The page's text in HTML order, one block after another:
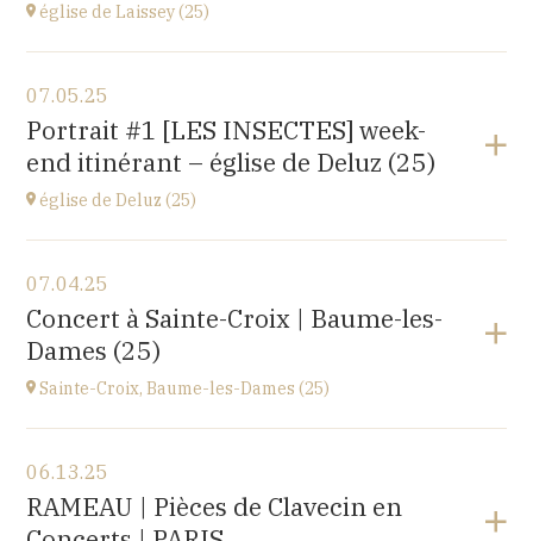
église de Laissey (25)
église Saint-Antide,
27 Rue de la Chapelle, 25820 Laissey
at17H00
07.05.25
Portrait #1 [LES INSECTES] week-
end itinérant – église de Deluz (25)
église de Deluz (25)
église Saint-Martin,
1 Rue de l'Église, 25960 Deluz
at13H30
07.04.25
Concert à Sainte-Croix | Baume-les-
Dames (25)
Sainte-Croix, Baume-les-Dames (25)
EHPAD du Centre hospitalier Sainte-Croix,
1 avenue du Président Kennedy, 25110 BAUME-LES-
06.13.25
RAMEAU | Pièces de Clavecin en